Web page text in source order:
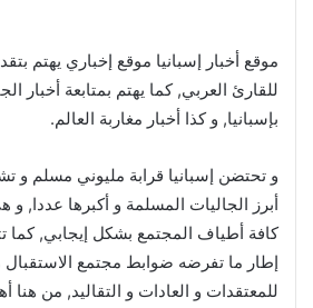
موقع أخبار إسبانيا موقع إخباري يهتم
للقارئ العربي, كما يهتم بمتابعة أخبار
بإسبانيا, و كذا أخبار مغاربة العالم.
و تحتضن إسبانيا قرابة مليوني مسلم و
أبرز الجاليات المسلمة و أكبرها عددا, و
كافة أطياف المجتمع بشكل إيجابي, كما
إطار ما تفرضه ضوابط مجتمع الاستقبال
للمعتقدات و العادات و التقاليد, من هنا